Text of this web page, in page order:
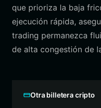
que prioriza la baja
ejecución rápida,
trading permanezca
de alta congestión de
Otra billetera cripto